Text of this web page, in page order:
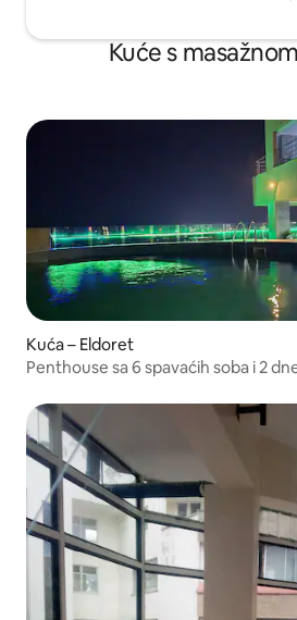
Kuće s
Kuća – Eldoret
Penthouse sa 6 spavaćih soba i 2